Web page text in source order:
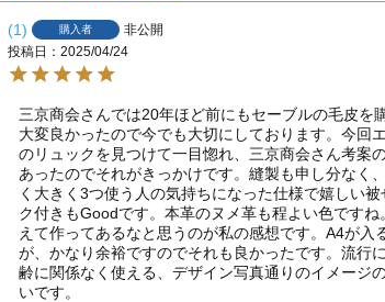
1 購入者
非公開
投稿日
2025/04/24
三京商会さんでは20年ほど前にもセーブルの毛皮を
大変良かったので今でも大切にしております。今回
のリュックを見つけて一目惚れ、三京商会さん考案
あったのでそれがきっかけです。縫製も申し分なく
く大きく3つ使う人の気持ちになった仕様で嬉しい被
ク付きもGoodです。本革のヌメ革も程よい色ですね
えて作ってあるなと思うのが私の感想です。A4が入
が、かなり余裕ですのでそれも良かったです。流行
齢に関係なく使える、デザイン写真通りのイメージ
いです。